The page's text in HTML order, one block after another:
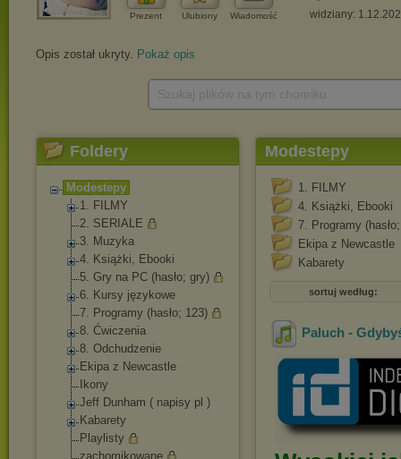
Prezent Ulubiony Wiadomość widziany:
Opis został ukryty. Pokaż opis
Foldery
Modestepy
1. FILMY
2. SERIALE
3. Muzyka
4. Książki, Ebooki
5. Gry na PC (hasło; gry)
6. Kursy językowe
7. Programy (hasło; 123)
8. Ćwiczenia
8. Odchudzenie
Ekipa z Newcastle
Ikony
Jeff Dunham ( napisy pl )
Kabarety
Playlisty
zachomikowane
Modestepy
1. FILMY
4. Książki, Ebooki
7. Programy
Ekipa z Newcastle
Kabarety
sortuj według:
Paluch -